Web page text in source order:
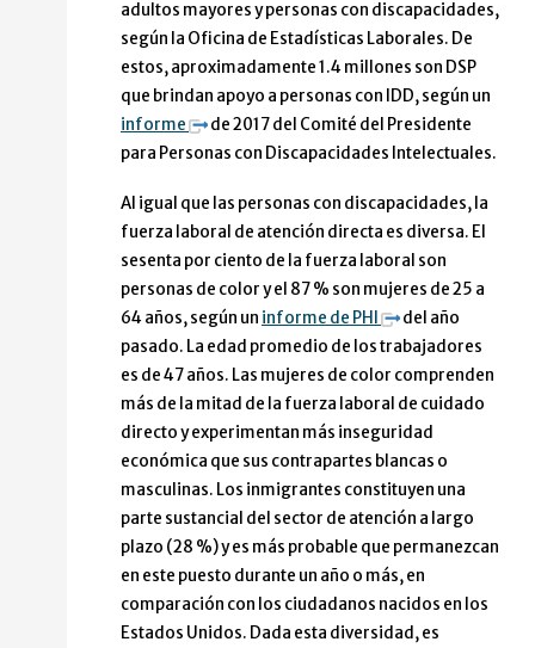
adultos mayores y personas con discapacidades,
según la Oficina de Estadísticas Laborales. De
estos, aproximadamente 1.4 millones son DSP
que brindan apoyo a personas con IDD, según un
informe
de 2017 del Comité del Presidente
para Personas con Discapacidades Intelectuales.
Al igual que las personas con discapacidades, la
fuerza laboral de atención directa es diversa. El
sesenta por ciento de la fuerza laboral son
personas de color y el 87 % son mujeres de 25 a
64 años, según un informe de PHI
del año
pasado. La edad promedio de los trabajadores
es de 47 años. Las mujeres de color comprenden
más de la mitad de la fuerza laboral de cuidado
directo y experimentan más inseguridad
económica que sus contrapartes blancas o
masculinas. Los inmigrantes constituyen una
parte sustancial del sector de atención a largo
plazo (28 %) y es más probable que permanezcan
en este puesto durante un año o más, en
comparación con los ciudadanos nacidos en los
Estados Unidos. Dada esta diversidad, es